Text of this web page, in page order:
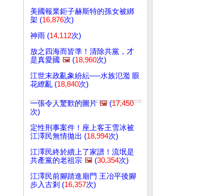
美國報業鉅子赫斯特的孫女被綁
架 (16,876次)
神雨 (14,112次)
放之四海而皆準！清除共黨，才
是真愛國 🖼️ (18,960次)
江世末政亂象紛紜──水族氾濫 眼
花繚亂 (18,840次)
一張令人驚歎的圖片 🖼️(17,450
次)
定性刑事案件！座上客王雪冰被
江澤民無情拋出 (18,994次)
江澤民終於續上了家譜！流氓是
共產黨的老祖宗 🖼️ (30,354次)
江澤民前腳踏進廟門 王冶平後腳
步入古剎 (16,357次)